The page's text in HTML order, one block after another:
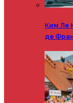
Ким Ле
де